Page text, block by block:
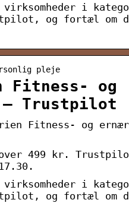
virksomheder i
og fortæl om
pleje
Fitness- og
– Trustpilot
Fitness- og
499 kr.
virksomheder i
og fortæl om